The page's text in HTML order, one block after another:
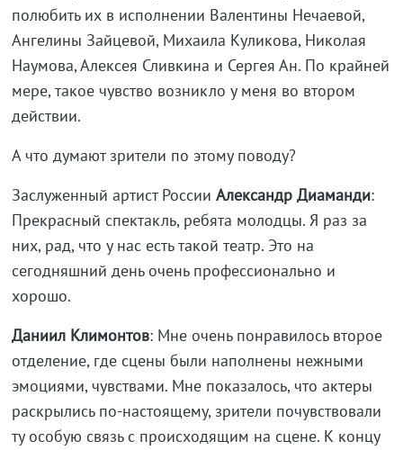
полюбить их в исполнении Валентины Нечаевой,
Ангелины Зайцевой, Михаила Куликова, Николая
Наумова, Алексея Сливкина и Сергея Ан. По крайней
мере, такое чувство возникло у меня во втором
действии.
А что думают зрители по этому поводу?
Заслуженный артист России Александр Диаманди:
Прекрасный спектакль, ребята молодцы. Я раз за
них, рад, что у нас есть такой театр. Это на
сегодняшний день очень профессионально и
хорошо.
Даниил Климонтов: Мне очень понравилось второе
отделение, где сцены были наполнены нежными
эмоциями, чувствами. Мне показалось, что актеры
раскрылись по-настоящему, зрители почувствовали
ту особую связь с происходящим на сцене. К концу